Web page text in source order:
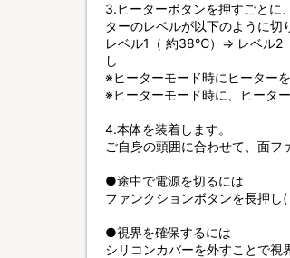
3.ヒーターボタンを押すごとに
ターのレベルが以下のように切
レベル1（ 約38℃）⇒ レベル2
し
※ヒーターモード時にヒーターを
※ヒーターモード時に、ヒータ
4.本体を装着します。
ご自身の頭囲に合わせて、面フ
●途中で電源を切るには
ファンクションボタンを長押し
●視界を確保するには
シリコンカバーを外すことで視